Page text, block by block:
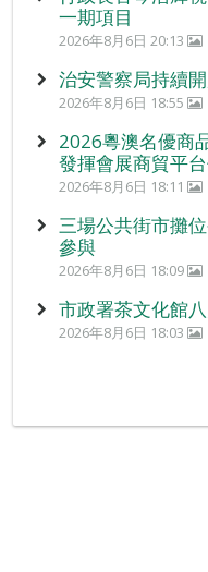
一期項目
2026年8月6日 20:13
治安警察局持續
2026年8月6日 18:55
2026粵澳名優商
發揮會展商貿平
2026年8月6日 18:11
三場公共街市攤
參與
2026年8月6日 18:09
市政署茶文化館
2026年8月6日 18:03